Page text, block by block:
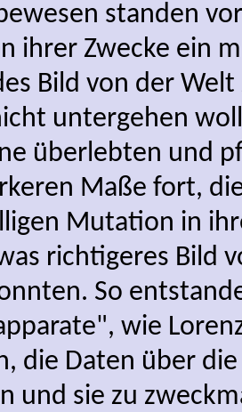
standen
ihrer Zwecke ein
Bild von der
untergehen
überlebten und
Maße fort,
Mutation in
richtigeres Bild
So
wie
die Daten über
und sie zu